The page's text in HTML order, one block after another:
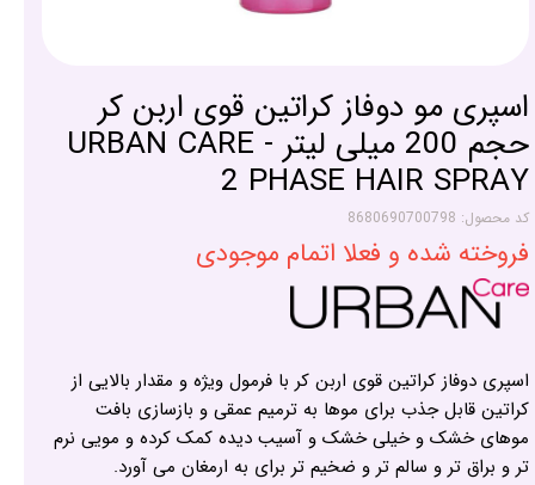
اسپری مو دوفاز کراتین قوی اربن کر
حجم 200 میلی لیتر - URBAN CARE
2 PHASE HAIR SPRAY
کد محصول: 8680690700798
فروخته شده و فعلا اتمام موجودی
اسپری دوفاز کراتین قوی اربن کر با فرمول ویژه و مقدار بالایی از
کراتین قابل جذب برای موها به ترمیم عمقی و بازسازی بافت
موهای خشک و خیلی خشک و آسیب دیده کمک کرده و مویی نرم
تر و براق تر و سالم تر و ضخیم تر برای به ارمغان می آورد.